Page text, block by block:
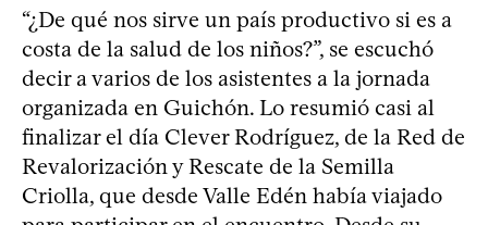
“¿De qué nos sirve un país productivo si es a
costa de la salud de los niños?”, se escuchó
decir a varios de los asistentes a la jornada
organizada en Guichón. Lo resumió casi al
finalizar el día Clever Rodríguez, de la Red de
Revalorización y Rescate de la Semilla
Criolla, que desde Valle Edén había viajado